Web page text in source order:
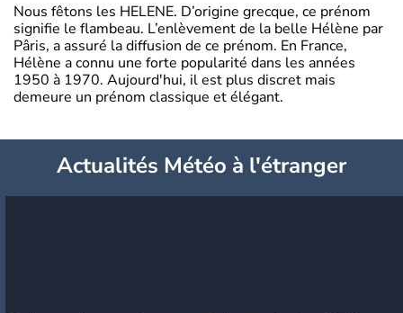
Nous fêtons les HELENE. D’origine grecque, ce prénom
signifie le flambeau. L’enlèvement de la belle Hélène par
Pâris, a assuré la diffusion de ce prénom. En France,
Hélène a connu une forte popularité dans les années
1950 à 1970. Aujourd'hui, il est plus discret mais
demeure un prénom classique et élégant.
Actualités Météo à l'étranger